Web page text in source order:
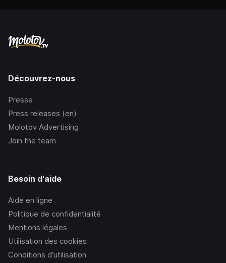
Découvrez-nous
Presse
Press releases (en)
Molotov Advertising
Join the team
Besoin d'aide
Aide en ligne
Politique de confidentialité
Mentions légales
Utilisation des cookies
Conditions d’utilisation